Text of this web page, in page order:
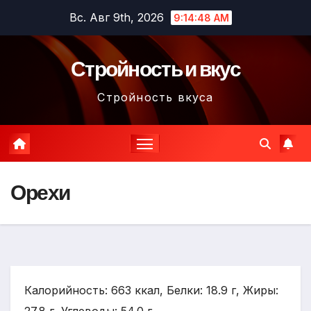
содержимому
Вс. Авг 9th, 2026 9:14:49 AM
Стройность и вкус
Стройность вкуса
Орехи
Калорийность: 663 ккал, Белки: 18.9 г, Жиры: